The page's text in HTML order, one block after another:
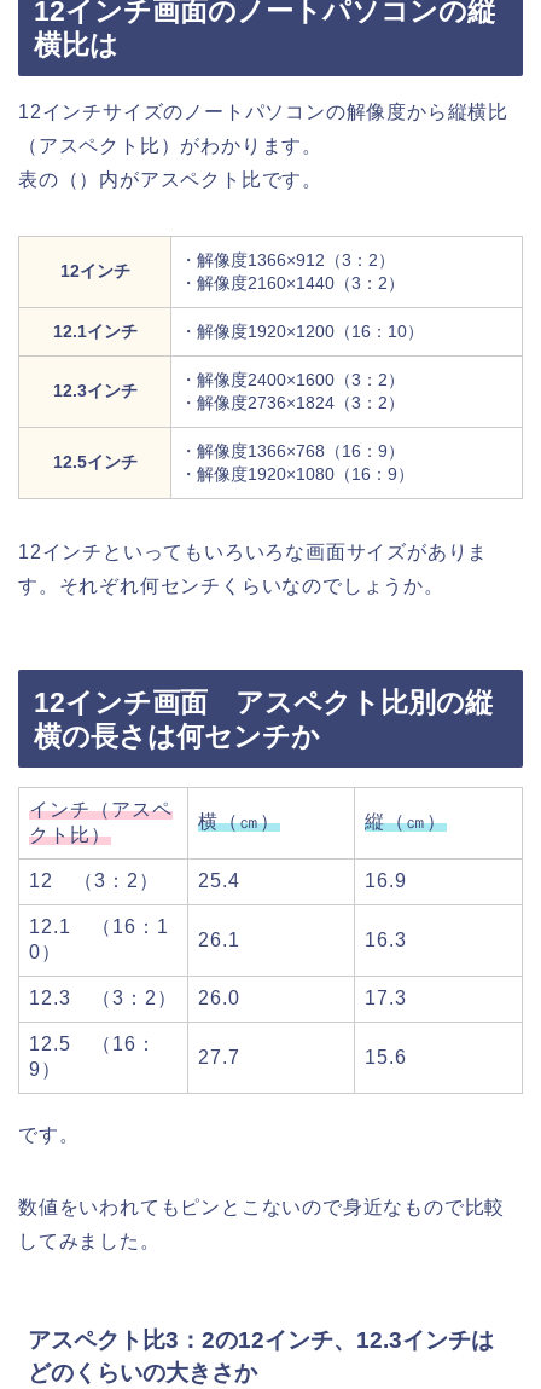
12インチ画面のノートパソコンの縦
横比は
12インチサイズのノートパソコンの解像度から縦横比
（アスペクト比）がわかります。
表の（）内がアスペクト比です。
12インチ
・解像度1366×912（3：2）
・解像度2160×1440（3：2）
12.1インチ ・解像度1920×1200（16：10）
12.3インチ
・解像度2400×1600（3：2）
・解像度2736×1824（3：2）
12.5インチ
・解像度1366×768（16：9）
・解像度1920×1080（16：9）
12インチといってもいろいろな画面サイズがありま
す。それぞれ何センチくらいなのでしょうか。
12インチ画面 アスペクト比別の縦
横の長さは何センチか
インチ（アスペ
クト比）
横（㎝） 縦（㎝）
12 （3：2） 25.4 16.9
12.1 （16：1
0）
26.1 16.3
12.3 （3：2） 26.0 17.3
12.5 （16：
9）
27.7 15.6
です。
数値をいわれてもピンとこないので身近なもので比較
してみました。
アスペクト比3：2の12インチ、12.3インチは
どのくらいの大きさか